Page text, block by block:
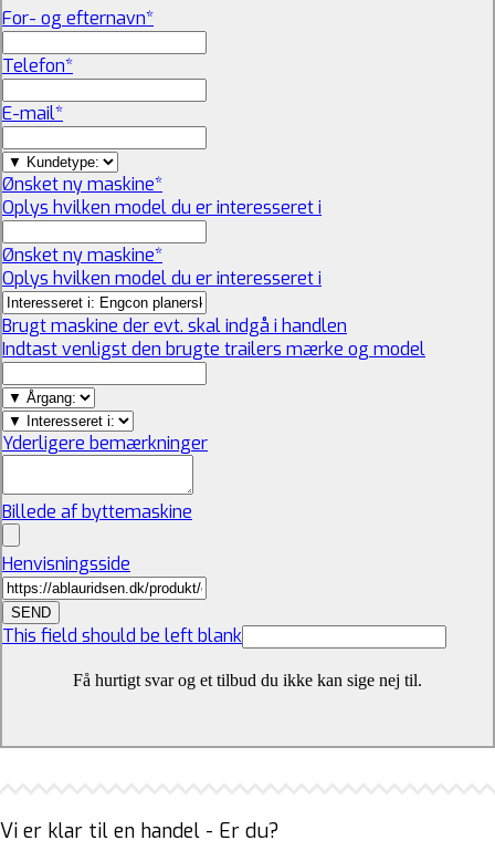
For- og efternavn*
Telefon*
E-mail*
Ønsket ny maskine*
Oplys hvilken model du er interesseret i
Ønsket ny maskine*
Oplys hvilken model du er interesseret i
Brugt maskine der evt. skal indgå i handlen
Indtast venligst den brugte trailers mærke og model
Yderligere bemærkninger
Billede af byttemaskine
Henvisningsside
SEND
This field should be left blank
Få hurtigt svar og et tilbud du ikke kan sige nej til.
Vi er klar til en handel - Er du?